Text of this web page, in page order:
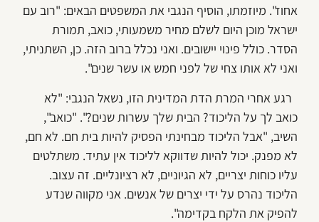
אחוז". מיוזמתו, הוסיף הנגבי את המשפטים הבאים: "רוב עם
ישראל מוכן היום לשלם מחיר משמעותי, כואב, תמורת
הסדר. כולל פינוי יישובים. ואני נכלל ברוב הזה. כן, השתניתי,
ואני לא אותו צחי של לפני חמש או עשר שנים".
רגע אחרי המרת הדת המדינית הזו, נשאל הנגבי: "לא
כואב לך על הליכוד? הבית שלך עשרות שנים?". "כואב",
השיב, "אבל הליכוד מבחינתי הפסיק להיות בית חם. לא חם,
לא מפנק. יכול להיות שדווקא לליכוד אין עתיד. משתלטים
עליו כוחות יצריים, לא הגיוניים, לא רציונליים. זה עצוב.
הליכוד נהרס על ידי יצרים של אנשים. אני מקווה שנדע
להפיק את הלקח בקדימה".